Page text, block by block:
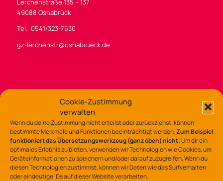
Cookie-Zustimmung
verwalten
Wenn du deine Zustimmung nicht erteilst oder zurückziehst, können
bestimmte Merkmale und Funktionen beeinträchtigt werden.Zum Beispiel
funktioniert das Übersetzungswerkzeug (ganz oben) nicht.Um dir ein
optimales Erlebnis zu bieten, verwenden wir Technologien wie Cookies, um
Geräteinformationen zu speichern und/oder darauf zuzugreifen. Wenn du
diesen Technologien zustimmst, können wir Daten wie das Surfverhalten
oder eindeutige IDs auf dieser Website verarbeiten.
Lerchenstraße 135 – 137
49088 Osnabrück
Tel.: 0541/323-7530
gz-lerchenstr@osnabrueck.de
BÜROZEITEN
Di /Mi / Fr 9:00 – 14:00 Uhr
Do 9:00 – 13:00
und 14:00 – 16:00 Uhr
SOZIALE MEDIEN